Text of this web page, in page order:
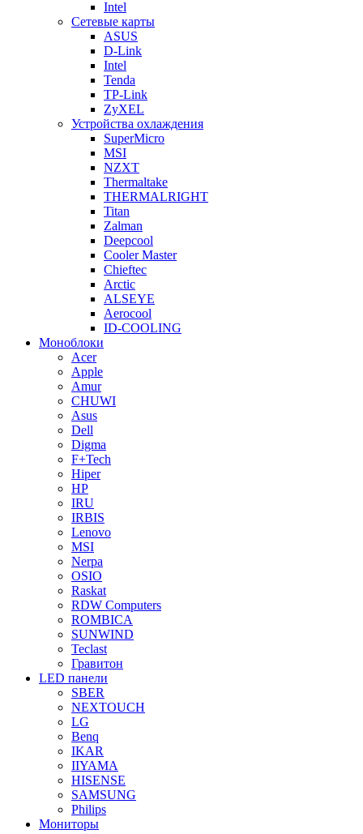
Intel
Сетевые карты
ASUS
D-Link
Intel
Tenda
TP-Link
ZyXEL
Устройства охлаждения
SuperMicro
MSI
NZXT
Thermaltake
THERMALRIGHT
Titan
Zalman
Deepcool
Cooler Master
Chieftec
Arctic
ALSEYE
Aerocool
ID-COOLING
Моноблоки
Acer
Apple
Amur
CHUWI
Asus
Dell
Digma
F+Tech
Hiper
HP
IRU
IRBIS
Lenovo
MSI
Nerpa
OSIO
Raskat
RDW Computers
ROMBICA
SUNWIND
Teclast
Гравитон
LED панели
SBER
NEXTOUCH
LG
Benq
IKAR
IIYAMA
HISENSE
SAMSUNG
Philips
Мониторы